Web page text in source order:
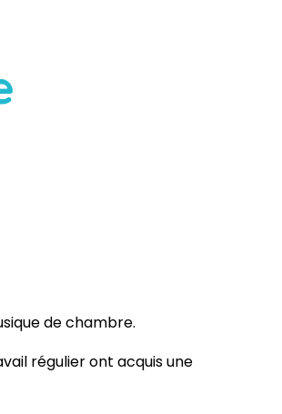
de chambre.
régulier ont acquis une